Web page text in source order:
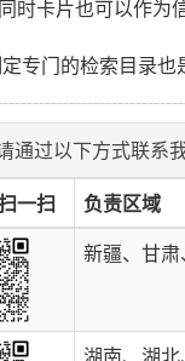
卡片也可以作为
门的检索目录也
过以下方式联系我
一扫
负责区域
新疆、甘
湖南、湖